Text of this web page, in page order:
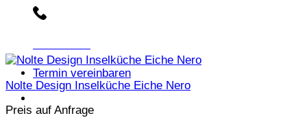
Termin vereinbaren
Nolte Design Inselküche Eiche Nero
Preis auf Anfrage